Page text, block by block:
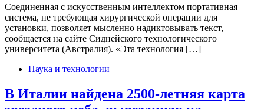
Соединенная с искусственным интеллектом портативная
система, не требующая хирургической операции для
установки, позволяет мысленно надиктовывать текст,
сообщается на сайте Сиднейского технологического
университета (Австралия). «Эта технология […]
Наука и технологии
В Италии найдена 2500-летняя карта